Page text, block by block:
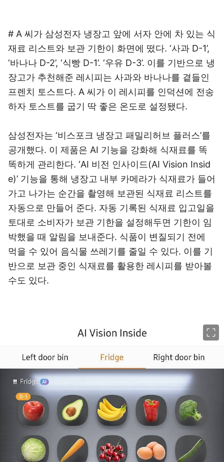
# A 씨가 삼성전자 냉장고 앞에 서자 안에 차 있는 식
재료 리스트와 보관 기한이 화면에 떴다. ‘사과 D-1’,
‘바나나 D-2’, ‘식빵 D-1’. ‘우유 D-3’. 이를 기반으로 냉
장고가 추천해준 레시피는 사과와 바나나를 곁들인
프렌치 토스트다. A 씨가 이 레시피를 인덕션에 전송
하자 토스트를 굽기 딱 좋은 온도로 설정됐다.
삼성전자는 ‘비스포크 냉장고 패밀리허브 플러스’를
공개했다. 이 제품은 AI 기능을 강화해 식재료를 똑
똑하게 관리한다. ‘AI 비전 인사이드(AI Vision Insid
e)’ 기능을 통해 냉장고 내부 카메라가 식재료가 들어
가고 나가는 순간을 촬영해 보관된 식재료 리스트를
자동으로 만들어 준다. 자동 기록된 식재료 입고일을
토대로 소비자가 보관 기한을 설정해두면 기한이 임
박했을 때 알림을 보내준다. 식품이 변질되기 전에
먹을 수 있어 음식물 쓰레기를 줄일 수 있다. 이를 기
반으로 보관 중인 식재료를 활용한 레시피를 받아볼
수도 있다.